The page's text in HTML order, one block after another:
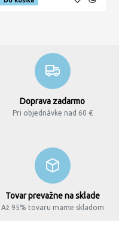
Doprava zadarmo
Pri objednávke nad 60 €
Tovar prevažne na sklade
Až 95% tovaru mame skladom